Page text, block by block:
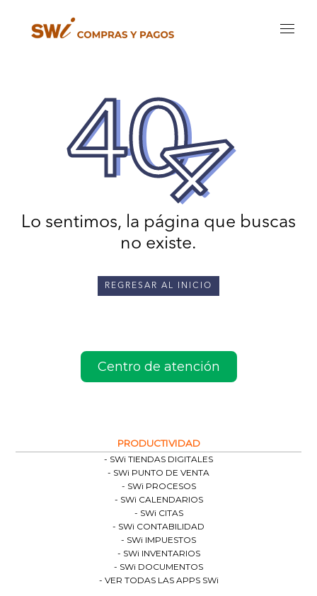
40
4
Lo sentimos, la página que buscas
no existe.
REGRESAR AL INICIO
Centro de atención
PRODUCTIVIDAD
SWi TIENDAS DIGITALES
SWi PUNTO DE VENTA
SWi PROCESOS
SWi CALENDARIOS
SWi CITAS
SWi CONTABILIDAD
SWi IMPUESTOS
SWi INVENTARIOS
SWi DOCUMENTOS
VER TODAS LAS APPS SWi